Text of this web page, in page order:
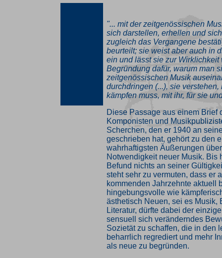
"... mit der zeitgenössischen
sich darstellen, erhellen und
zugleich das Vergangene
beurteilt; sie weist aber auch in
ein und lässt sie zur Wirklichkeit
Begründung dafür, warum man
zeitgenössischen Musik
durchdringen (...), sie
kämpfen muss, mit ihr, für sie
Diese Passage aus einem Brief
Komponisten und
Scherchen, den er 1940 an
geschrieben hat, gehört zu den
wahrhaftigsten Äußerungen
Notwendigkeit neuer Musik. Bis
Befund nichts an seiner
steht sehr zu vermuten, dass er
kommenden Jahrzehnte aktuell
hingebungsvolle wie
ästhetisch Neuen, sei es Musik,
Literatur, dürfte dabei der
sensuell sich veränderndes
Sozietät zu schaffen, die in den
beharrlich regrediert und mehr
als neue zu begründen.